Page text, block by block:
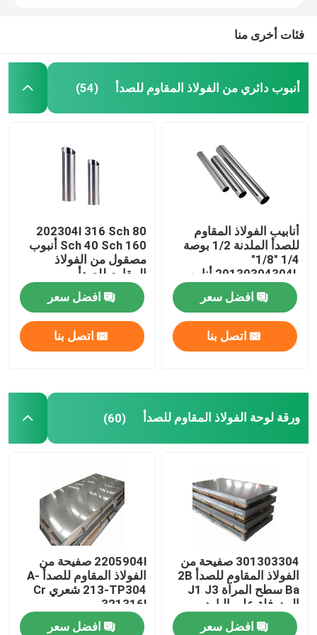
مسكن
منتجات
معلومات عنا
اتصل بنا
أخبار
اطلب اقتباس
أنبوب دائري من الفولاذ المقاوم للصدأ
ورقة لوحة الفولاذ المقاوم للصدأ
فئات أخرى منا
أنبوب دائري من الفولاذ المقاوم للصدأ (54)
أنابيب الفولاذ المقاوم
للصدأ الملدنة 1/2 بوصة
1/4 "1/8"
20130304304L أنابيب
زخرفية Ss مستديرة
افضل سعر
اتصل بنا
202304l 316 Sch 80
Sch 40 Sch 160 أنبوب
مصقول من الفولاذ
المقاوم للصدأ
افضل سعر
اتصل بنا
ورقة لوحة الفولاذ المقاوم للصدأ (60)
301303304 صفيحة من
الفولاذ المقاوم للصدأ 2B
Ba سطح المرآة J1 J3
المدرفلة على البارد
افضل سعر
2205904l صفيحة من
الفولاذ المقاوم للصدأ A-
213-TP304 شعري Cr
321316l
افضل سعر